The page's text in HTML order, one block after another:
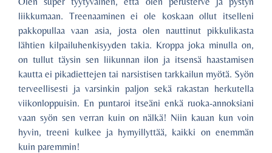
liikkumaan. Treenaaminen ei ole koskaan ollut itselleni
pakkopullaa vaan asia, josta olen nauttinut pikkulikasta
lähtien kilpailuhenkisyyden takia. Kroppa joka minulla on,
on tullut täysin sen liikunnan ilon ja itsensä haastamisen
kautta ei pikadiettejen tai narsistisen tarkkailun myötä. Syön
terveellisesti ja varsinkin paljon sekä rakastan herkutella
viikonloppuisin. En puntaroi itseäni enkä ruoka-annoksiani
vaan syön sen verran kuin on nälkä! Niin kauan kun voin
hyvin, treeni kulkee ja hymyillyttää, kaikki on enemmän
kuin paremmin!